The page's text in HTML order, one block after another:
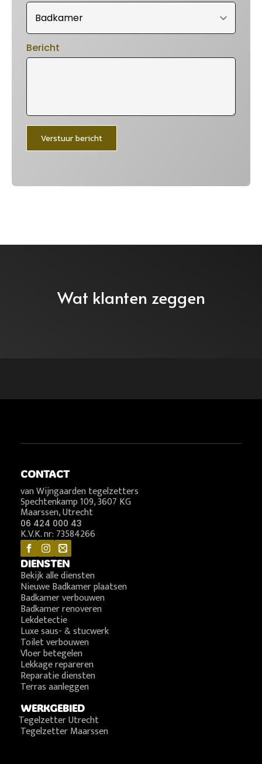
Bericht
Verstuur bericht
Wat klanten zeggen
CONTACT
van Wijngaarden tegelzetters
Spechtenkamp 109, 3607 KG
Maarssen, Utrecht
06 424 000 43
K.V.K. nr: 73584266
DIENSTEN
Bekijk alle diensten
Nieuwe Badkamer plaatsen
Badkamer verbouwen
Badkamer renoveren
Lekdetectie
Luxe saus- & stucwerk
Toilet verbouwen
Vloer betegelen
Lekkage repareren
Reparatie diensten
Terras aanleggen
WERKGEBIED
Tegelzetter Utrecht
Tegelzetter Maarssen